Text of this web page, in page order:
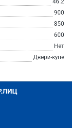
46.2
900
850
600
Нет
Двери-купе